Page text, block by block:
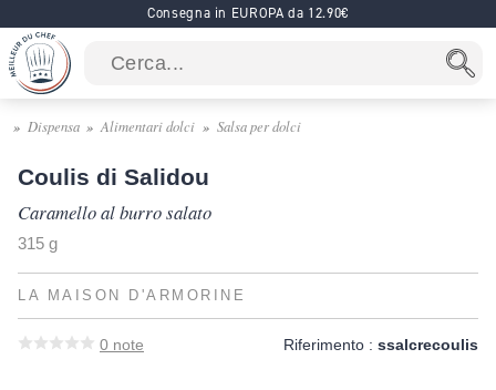
Consegna in EUROPA da 12.90€
Dispensa Alimentari dolci Salsa per dolci
Coulis di Salidou
Caramello al burro salato
315 g
LA MAISON D'ARMORINE
0 note Riferimento : ssalcrecoulis